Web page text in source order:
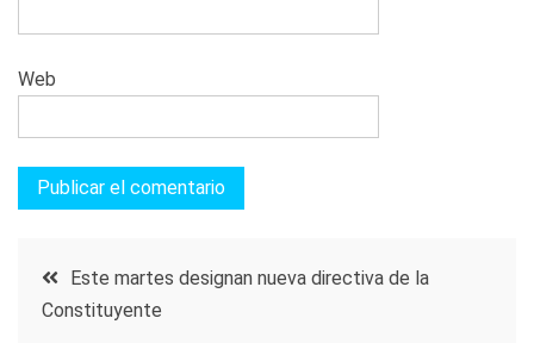
Web
Navegación
Este martes designan nueva directiva de la
Constituyente